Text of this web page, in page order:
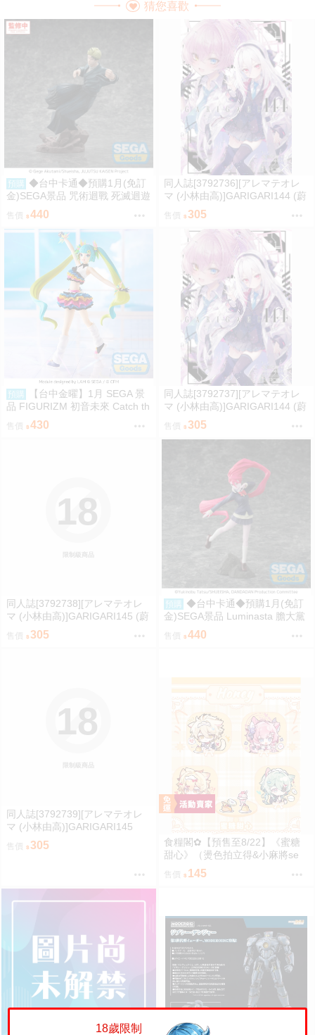
猜您喜歡
預購
◆台中卡通◆預購1月(免訂
金)SEGA景品 咒術迴戰 死滅迴遊
Luminasta 禪院直哉 0826
售價 440
同人誌[3792736][アレマテオレ
マ (小林由高)]GARIGARI144 (蔚
藍檔案)
售價 305
預購
【台中金曜】1月 SEGA 景
品 FIGURIZM 初音未來 Catch th
e Wave 再販 0901
430
同人誌[3792737][アレマテオレ
マ (小林由高)]GARIGARI144 (蔚
藍檔案)305
限制級商品
18
同人誌[3792738][アレマテオレ
マ (小林由高)]GARIGARI145 (蔚
藍檔案)
售價 305
預購
◆台中卡通◆預購1月(免訂
金)SEGA景品 Luminasta 膽大黨
愛羅 變身版 0826
售價 440
限制級商品
18
同人誌[3792739][アレマテオレ
マ (小林由高)]GARIGARI145
【特典】 (蔚藍檔案)
305
食糧閣✿【預售至8/22】《蜜糖
甜心》（燙色拍立得&小麻將se
t、愛心巧克力吊飾、布丁捏捏
樂、貝殼光愛心透卡、PU皮革軟
145
18歲限制